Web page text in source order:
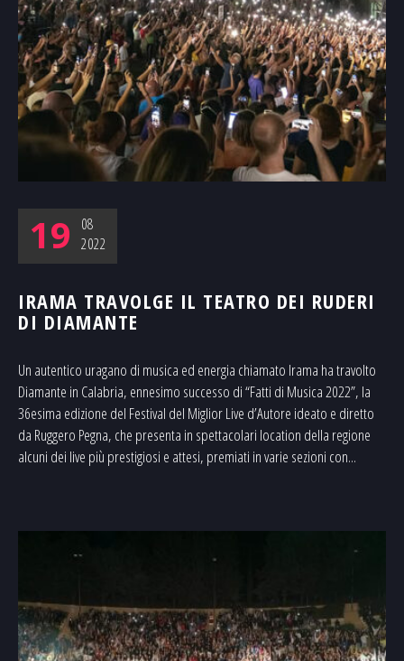
19
08
2022
IRAMA TRAVOLGE IL TEATRO DEI RUDERI
DI DIAMANTE
Un autentico uragano di musica ed energia chiamato Irama ha travolto
Diamante in Calabria, ennesimo successo di “Fatti di Musica 2022”, la
36esima edizione del Festival del Miglior Live d’Autore ideato e diretto
da Ruggero Pegna, che presenta in spettacolari location della regione
alcuni dei live più prestigiosi e attesi, premiati in varie sezioni con...